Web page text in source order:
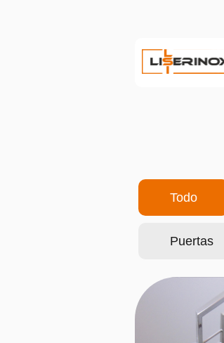
Todo
Puertas